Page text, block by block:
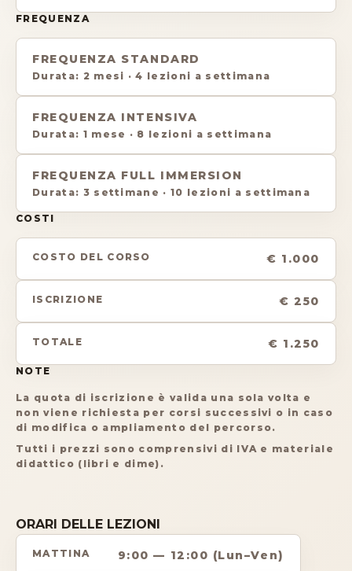
FREQUENZA
FREQUENZA STANDARD
Durata: 2 mesi ·4 lezioni a settimana
FREQUENZA INTENSIVA
Durata: 1 mese · 8 lezioni a settimana
FREQUENZA FULL IMMERSION
Durata: 3 settimane ·10 lezioni a settimana
COSTI
COSTO DEL CORSO € 1.000
ISCRIZIONE € 250
TOTALE € 1.250
NOTE
La quota di iscrizione è valida una sola volta e
non viene richiesta per corsi successivi o in caso
di modifica o ampliamento del percorso.
Tutti i prezzi sono comprensivi di IVA e materiale
didattico (libri e dime).
ORARI DELLE LEZIONI
MATTINA 9:00 — 12:00 (Lun–Ven)